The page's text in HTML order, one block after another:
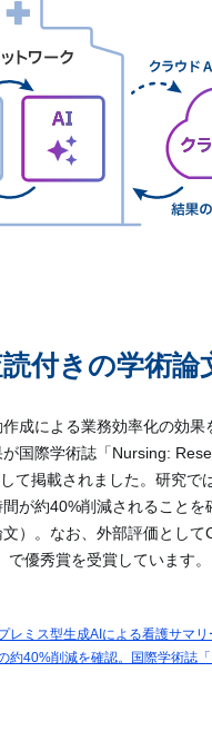
付きの学術論
成による業務効率化の効果
国際学術誌「Nursing:
て掲載されました。研究で
が約40%削減されることを
文）。なお、外部評価とし
で優秀賞を受賞しています。
レミス型生成AIによる看護サマ
約40%削減を確認。国際学術誌